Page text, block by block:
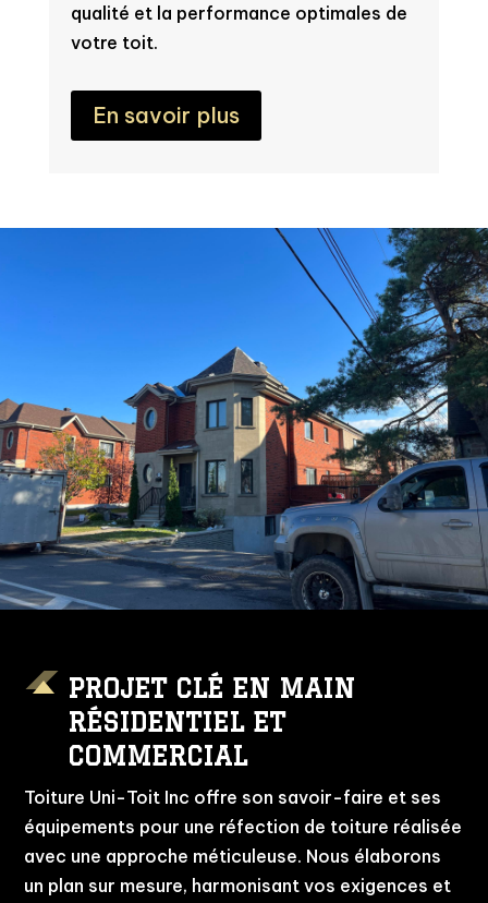
qualité et la performance optimales de
votre toit.
En savoir plus
PROJET CLÉ EN MAIN
RÉSIDENTIEL ET
COMMERCIAL
Toiture Uni-Toit Inc offre son savoir-faire et ses
équipements pour une réfection de toiture réalisée
avec une approche méticuleuse. Nous élaborons
un plan sur mesure, harmonisant vos exigences et